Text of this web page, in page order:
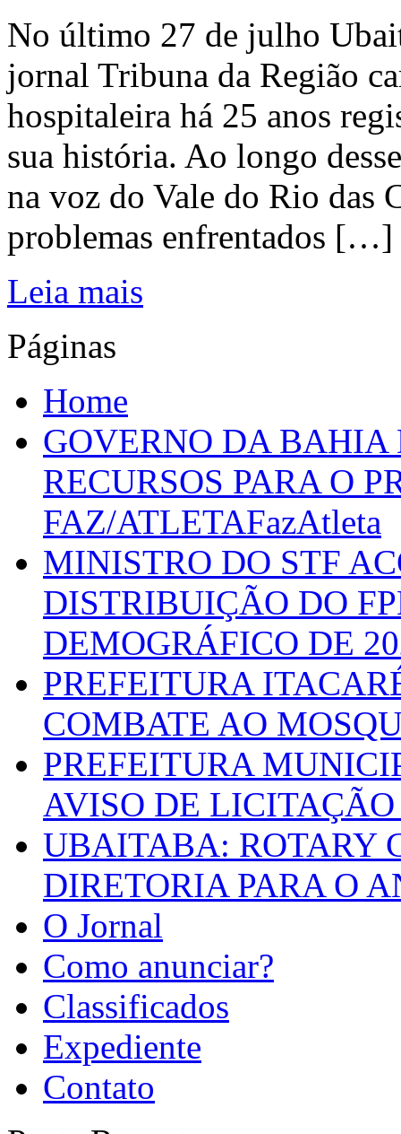
No último 27 de julho
jornal Tribuna da Região
hospitaleira há 25 anos
sua história. Ao longo
na voz do Vale do Rio das
problemas enfrentados […]
Leia mais
Páginas
Home
GOVERNO DA
RECURSOS PARA O
FAZ/ATLETAFazAtleta
MINISTRO DO STF
DISTRIBUIÇÃO DO
DEMOGRÁFICO DE
PREFEITURA
COMBATE AO
PREFEITURA
AVISO DE LICITAÇÃO
UBAITABA: ROTARY
DIRETORIA PARA O
O Jornal
Como anunciar?
Classificados
Expediente
Contato